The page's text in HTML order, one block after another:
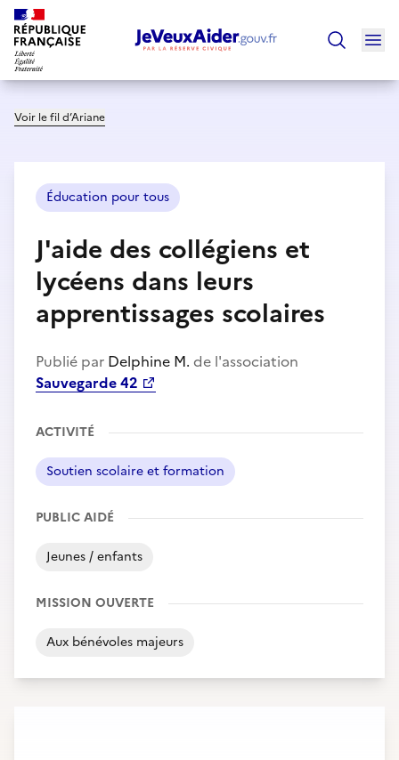
Voir le fil d’Ariane
Éducation pour tous
J'aide des collégiens et
lycéens dans leurs
apprentissages scolaires
Publié par Delphine M. de l'association
Sauvegarde 42
ACTIVITÉ
Soutien scolaire et formation
PUBLIC AIDÉ
Jeunes / enfants
MISSION OUVERTE
Aux bénévoles majeurs